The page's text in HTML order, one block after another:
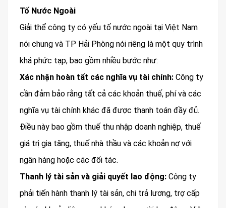
Tố Nước Ngoài
Giải thể công ty có yếu tố nước ngoài tại Việt Nam
nói chung và TP Hải Phòng nói riêng là một quy trình
khá phức tạp, bao gồm nhiều bước như:
Xác nhận hoàn tất các nghĩa vụ tài chính: Công ty
cần đảm bảo rằng tất cả các khoản thuế, phí và các
nghĩa vụ tài chính khác đã được thanh toán đầy đủ.
Điều này bao gồm thuế thu nhập doanh nghiệp, thuế
giá trị gia tăng, thuế nhà thầu và các khoản nợ với
ngân hàng hoặc các đối tác.
Thanh lý tài sản và giải quyết lao động: Công ty
phải tiến hành thanh lý tài sản, chi trả lương, trợ cấp